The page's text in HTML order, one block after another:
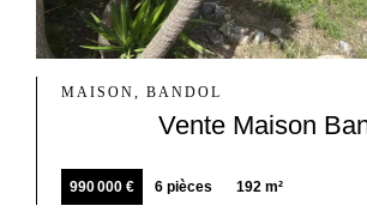
MAISON, BANDOL
Vente Maison
990 000 € 6 pièces 192 m²